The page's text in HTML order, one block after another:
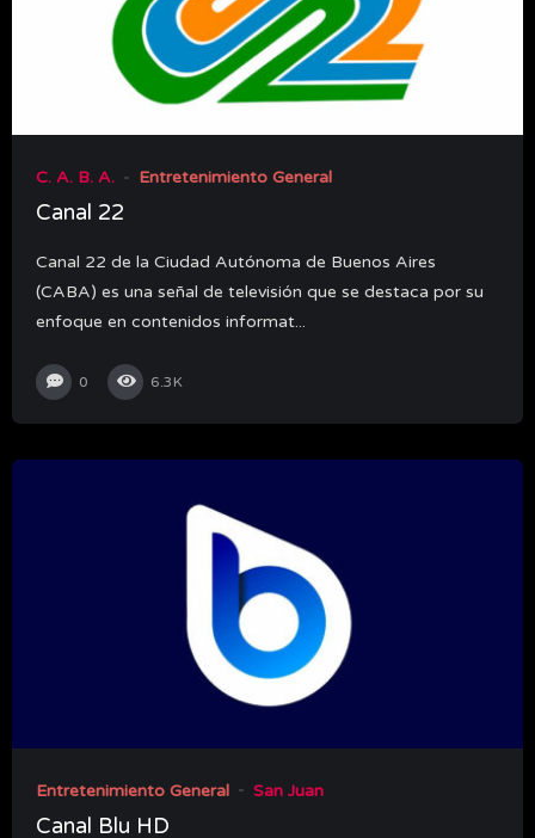
C. A. B. A. Entretenimiento General
Canal 22
Canal 22 de la Ciudad Autónoma de Buenos Aires
(CABA) es una señal de televisión que se destaca por su
enfoque en contenidos informat...
0 6.3K
Entretenimiento General San Juan
Canal Blu HD